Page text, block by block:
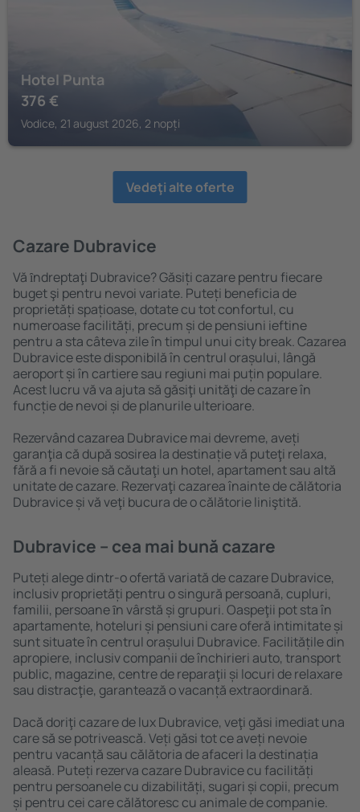
Hotel Punta
376 €
Vodice, 21 august 2026, 2 nopți
Vedeţi alte oferte
Cazare Dubravice
Vă ȋndreptaţi Dubravice? Găsiți cazare pentru fiecare
buget şi pentru nevoi variate. Puteți beneficia de
proprietăți spațioase, dotate cu tot confortul, cu
numeroase facilități, precum și de pensiuni ieftine
pentru a sta câteva zile în timpul unui city break. Cazarea
Dubravice este disponibilă în centrul orașului, lângă
aeroport și în cartiere sau regiuni mai puțin populare.
Acest lucru vă va ajuta să găsiţi unităţi de cazare în
funcție de nevoi și de planurile ulterioare.
Rezervând cazarea Dubravice mai devreme, aveți
garanţia că după sosirea la destinație vă puteţi relaxa,
fără a fi nevoie să căutaţi un hotel, apartament sau altă
unitate de cazare. Rezervaţi cazarea înainte de călătoria
Dubravice și vă veţi bucura de o călătorie liniştită.
Dubravice – cea mai bună cazare
Puteți alege dintr-o ofertă variată de cazare Dubravice,
inclusiv proprietăți pentru o singură persoană, cupluri,
familii, persoane ȋn vârstă și grupuri. Oaspeţii pot sta în
apartamente, hoteluri și pensiuni care oferă intimitate și
sunt situate în centrul orașului Dubravice. Facilitățile din
apropiere, inclusiv companii de închirieri auto, transport
public, magazine, centre de reparaţii și locuri de relaxare
sau distracţie, garantează o vacanță extraordinară.
Dacă doriţi cazare de lux Dubravice, veţi găsi imediat una
care să se potrivească. Veți găsi tot ce aveți nevoie
pentru vacanță sau călătoria de afaceri la destinația
aleasă. Puteți rezerva cazare Dubravice cu facilități
pentru persoanele cu dizabilități, sugari și copii, precum
și pentru cei care călătoresc cu animale de companie.